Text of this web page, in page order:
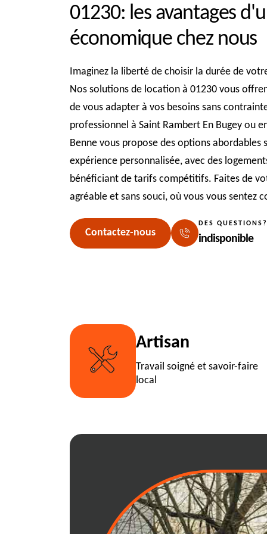
01230: les avantages
économique chez nous
Imaginez la liberté de choisir la durée de
Nos solutions de location à 01230 vous
de vous adapter à vos besoins sans
professionnel à Saint Rambert En Bugey ou
Benne vous propose des options
expérience personnalisée, avec des
bénéficiant de tarifs compétitifs. Faites de
agréable et sans souci, où vous vous sentez
Contactez-nous
DES QUESTIONS?
indisponible
Artisan
Travail soigné et savoir-faire
local
Économisez
location de